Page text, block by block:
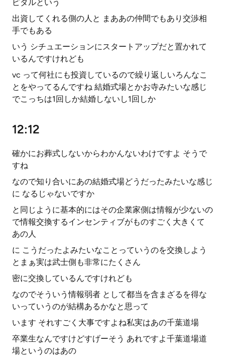
ピタルという
出資してくれる側の人と まああの仲間でもあり交渉相
手でもある
いう シチュエーションにスタートアップだと置かれて
いるんですけれども
vc って何社にも投資しているので繰り返しいろんなこ
とをやってるんですね 結婚式場とかお寺みたいな感じ
でこっちは1回しか結婚しないし1回しか
12:12
確かにお葬式しないからわかんないわけですよ そうで
すね
なので知り合いにあの結婚式場どうだったみたいな感じ
に なるじゃないですか
と同じように基本的にはその企業家側は情報が少ないの
で情報交換するインセンティブがものすごく大きくて
あの人
に こうだったよみたいなことっていうのを交換しよう
とまぁ実は武士側も非常にたくさん
密に交換しているんですけれども
なのでそういう情報弱者 として都当を含まざるを得な
いっていうのが結構あるかなと思って
います それすごく大事ですよね私実はあの千葉道場
卒業生なんですけどすげーそう あれですよ千葉道場道
場というのはあの